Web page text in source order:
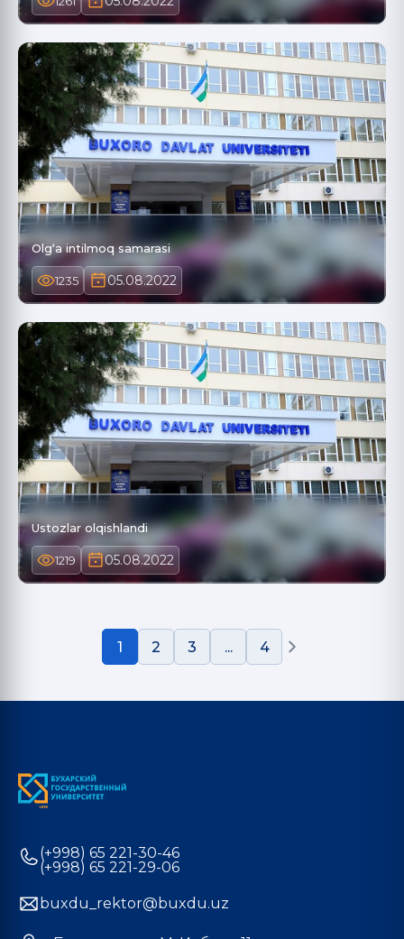
Olg‘a intilmoq samarasi
1235 05.08.2022
Ustozlar olqishlandi
1219 05.08.2022
1 2 3 ... 4
(+998) 65 221-30-46
(+998) 65 221-29-06
buxdu_rektor@buxdu.uz